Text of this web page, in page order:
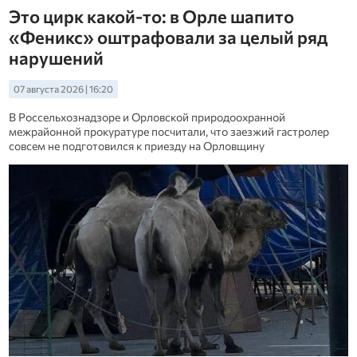
Это цирк какой-то: в Орле шапито
«Феникс» оштрафовали за целый ряд
нарушений
07 августа 2026 | 16:20
В Россельхознадзоре и Орловской природоохранной
межрайонной прокуратуре посчитали, что заезжий гастролер
совсем не подготовился к приезду на Орловщину